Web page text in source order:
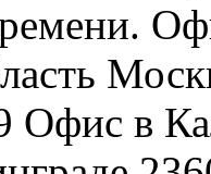
Офис в